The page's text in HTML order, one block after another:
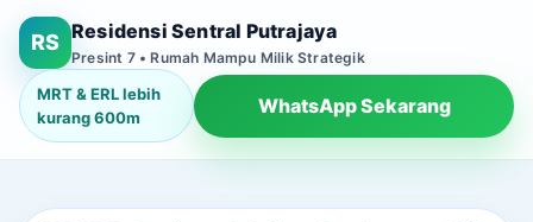
RS Residensi Sentral Putrajaya
Presint 7 • Rumah Mampu Milik Strategik
MRT & ERL lebih
kurang 600m
WhatsApp Sekarang